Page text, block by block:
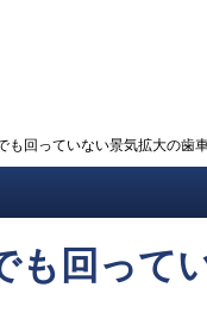
も回っていない景気拡大の歯
も回って